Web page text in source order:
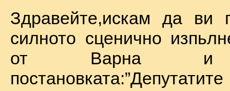
Здравейте,искам да ви
силното сценично
от Варна и